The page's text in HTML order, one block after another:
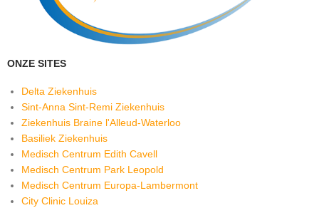
ONZE SITES
Delta Ziekenhuis
Sint-Anna Sint-Remi Ziekenhuis
Ziekenhuis Braine l'Alleud-Waterloo
Basiliek Ziekenhuis
Medisch Centrum Edith Cavell
Medisch Centrum Park Leopold
Medisch Centrum Europa-Lambermont
City Clinic Louiza